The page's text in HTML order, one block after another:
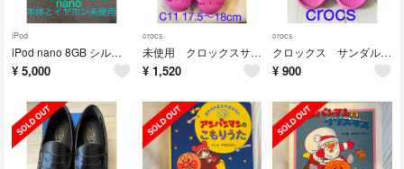
iPod
iPod nano 8GB シルバー 本体未使用品
¥ 5,000
crocs
未使用 クロックスサンダル タグ付き ピンク C11 17.5〜18cm
¥ 1,520
crocs
クロックス サンダル ピンク C11 18cm
¥ 900